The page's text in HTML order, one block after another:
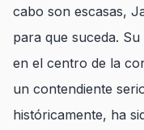
cabo son escasas,
para que suceda.
en el centro de la
un contendiente
históricamente, ha